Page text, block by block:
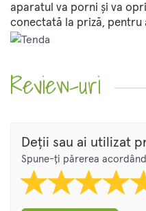
aparatul va porni și va
conectată la priză, pentru
Review-uri
Deții sau ai utilizat
Spune-ți părerea